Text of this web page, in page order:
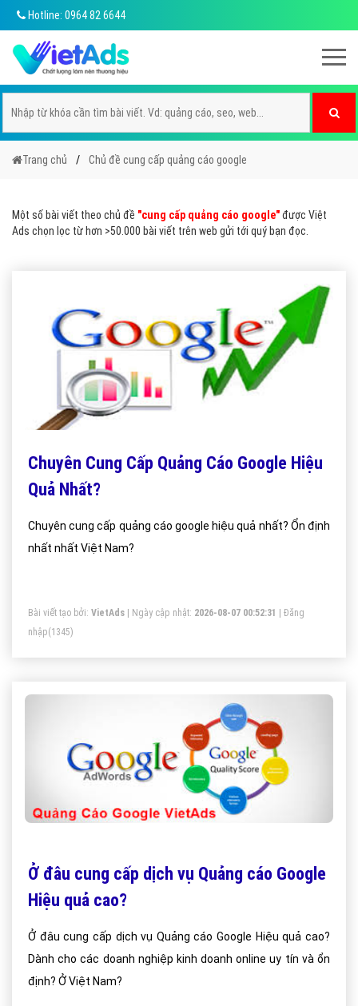
Hotline: 0964 82 6644
Trang chủ Chủ đề cung cấp quảng cáo google
Một số bài viết theo chủ đề "cung cấp quảng cáo google"được Việt
Ads chọn lọc từ hơn >50.000 bài viết trên web gửi tới quý bạn đọc.
Chuyên Cung Cấp Quảng Cáo Google Hiệu
Quả Nhất?
Chuyên cung cấp quảng cáo google hiệu quả nhất? Ổn định
nhất nhất Việt Nam?
Bài viết tạo bởi: VietAds | Ngày cập nhật: 2026-08-07 00:52:31
Đăng
nhập(1345)
Ở đâu cung cấp dịch vụ Quảng cáo Google
Hiệu quả cao?
Ở đâu cung cấp dịch vụ Quảng cáo Google Hiệu quả cao?
Dành cho các doanh nghiệp kinh doanh online uy tín và ổn
định? Ở Việt Nam?